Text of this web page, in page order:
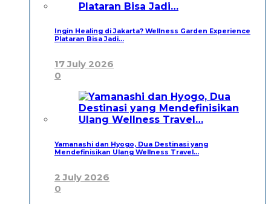
Ingin Healing di Jakarta? Wellness Garden Experience
Plataran Bisa Jadi…
17 July 2026
0
Yamanashi dan Hyogo, Dua Destinasi yang
Mendefinisikan Ulang Wellness Travel…
2 July 2026
0